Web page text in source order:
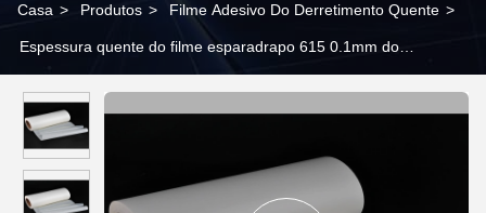
Casa > Produtos > Filme Adesivo Do Derretimento Quente >
Espessura quente do filme esparadrapo 615 0.1mm do
do PVC